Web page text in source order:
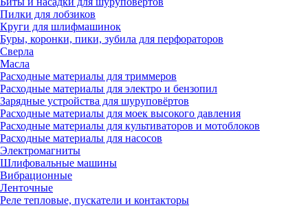
Пилки для лобзиков
Круги для шлифмашинок
Буры, коронки, пики, зубила для перфораторов
Сверла
Масла
Расходные материалы для триммеров
Расходные материалы для электро и бензопил
Зарядные устройства для шуруповёртов
Расходные материалы для моек высокого давления
Расходные материалы для культиваторов и мотоблоков
Расходные материалы для насосов
Электромагниты
Шлифовальные машины
Вибрационные
Ленточные
Реле тепловые, пускатели и контакторы